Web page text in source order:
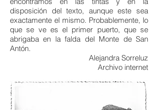
disposición del texto, aunque este sea
exactamente el mismo. Probablemente, lo
que se ve es el primer puerto, que se
abrigaba en la falda del Monte de San
Antón.
Alejandra Sorreluz
Archivo internet